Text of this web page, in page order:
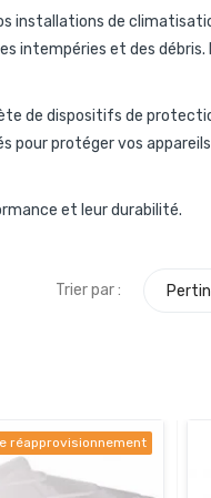
installations de
intempéries et des débris.
de dispositifs de
protéger vos
et leur durabilité.
Trier par :
réapprovisionnement